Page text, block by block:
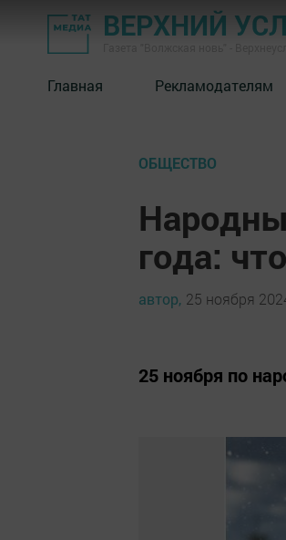
ВЕРХНИЙ
Главная Рекламодателям
ОБЩЕСТВО
года:
автор, 25 ноября
25 ноября по